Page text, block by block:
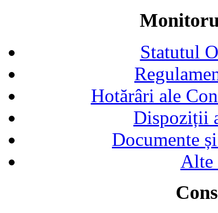
Statutul
Hotărâri ale
Dispoziții
Documente
Alte